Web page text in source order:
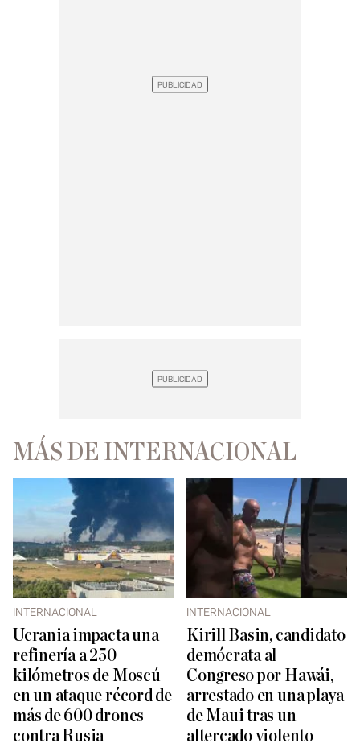
MÁS DE INTERNACIONAL
INTERNACIONAL
Ucrania impacta una
refinería a 250
kilómetros de Moscú
en un ataque récord de
más de 600 drones
contra Rusia
INTERNACIONAL
Kirill Basin, candidato
demócrata al
Congreso por Hawái,
arrestado en una playa
de Maui tras un
altercado violento